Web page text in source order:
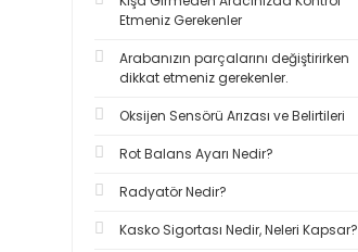
Etmeniz Gerekenler
Arabanızın parçalarını değiştirirken
dikkat etmeniz gerekenler.
Oksijen Sensörü Arızası ve Belirtileri
Rot Balans Ayarı Nedir?
Radyatör Nedir?
Kasko Sigortası Nedir, Neleri Kapsar?